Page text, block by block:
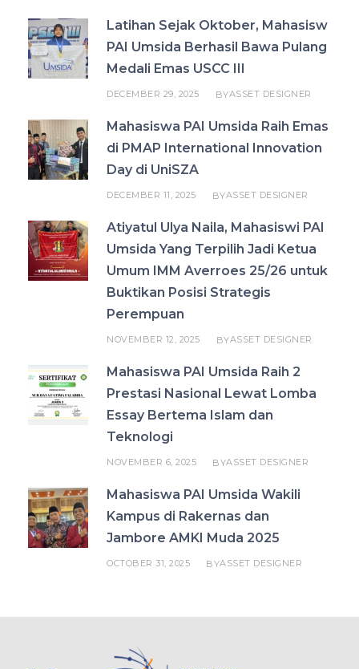
Latihan Sejak Oktober, Mahasisw
PAI Umsida Berhasil Bawa Pulang
Medali Emas USCC III
DECEMBER 29, 2025 BYASSET DESIGNER
Mahasiswa PAI Umsida Raih Emas
di PMAP International Innovation
Day di UniSZA
DECEMBER 11, 2025 BYASSET DESIGNER
Atiyatul Ulya Naila, Mahasiswi PAI
Umsida Yang Terpilih Jadi Ketua
Umum IMM Averroes 25/26 untuk
Buktikan Posisi Strategis
Perempuan
NOVEMBER 12, 2025 BYASSET DESIGNER
Mahasiswa PAI Umsida Raih 2
Prestasi Nasional Lewat Lomba
Essay Bertema Islam dan
Teknologi
NOVEMBER 6, 2025 BYASSET DESIGNER
Mahasiswa PAI Umsida Wakili
Kampus di Rakernas dan
Jambore AMKI Muda 2025
OCTOBER 31, 2025 BYASSET DESIGNER